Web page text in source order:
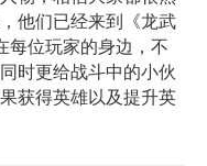
他们已经来到《龙武
每位玩家的身边，不
时更给战斗中的小伙
获得英雄以及提升英